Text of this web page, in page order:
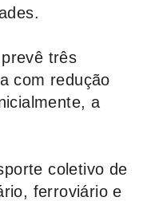
três
com redução
a
coletivo de
ferroviário e